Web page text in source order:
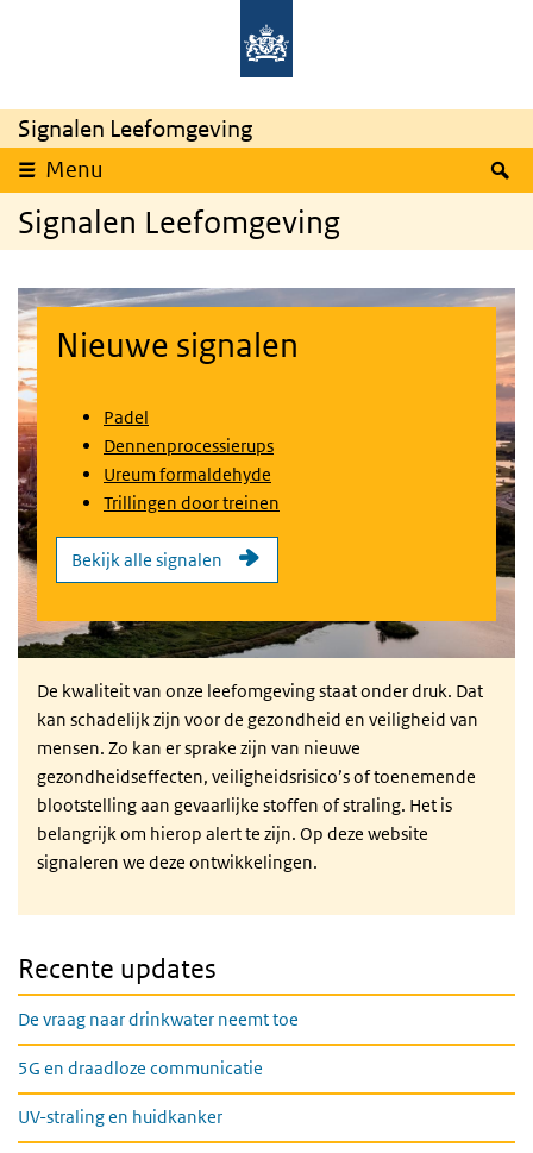
Overslaan en naar de inhoud gaan
Signalen Leefomgeving
Menu
Signalen Leefomgeving
Nieuwe signalen
Padel
Dennenprocessierups
Ureum formaldehyde
Trillingen door treinen
Bekijk alle signalen
De kwaliteit van onze leefomgeving staat onder druk. Dat
kan schadelijk zijn voor de gezondheid en veiligheid van
mensen. Zo kan er sprake zijn van nieuwe
gezondheidseffecten, veiligheidsrisico’s of toenemende
blootstelling aan gevaarlijke stoffen of straling. Het is
belangrijk om hierop alert te zijn. Op deze website
signaleren we deze ontwikkelingen.
Recente updates
De vraag naar drinkwater neemt toe
5G en draadloze communicatie
UV-straling en huidkanker